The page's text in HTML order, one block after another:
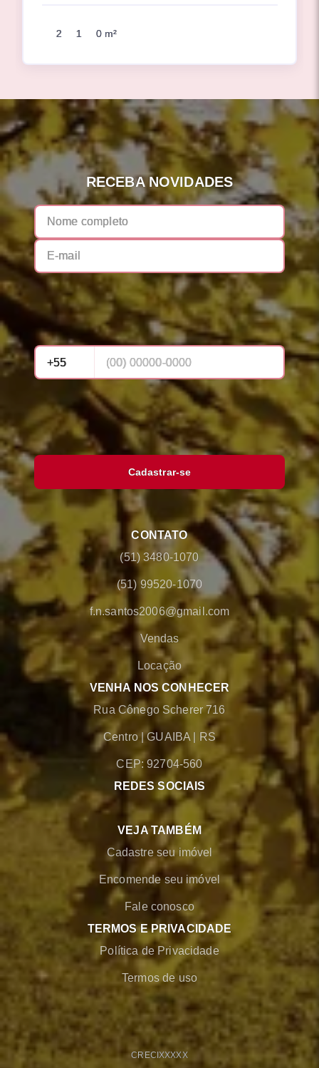
2 1 0 m²
RECEBA NOVIDADES
Cadastrar-se
CONTATO
(51) 3480-1070
(51) 99520-1070
f.n.santos2006@gmail.com
Vendas
Locação
VENHA NOS CONHECER
Rua Cônego Scherer 716
Centro |GUAIBA RS
CEP: 92704-560
REDES SOCIAIS
VEJA TAMBÉM
Cadastre seu imóvel
Encomende seu imóvel
Fale conosco
TERMOS E PRIVACIDADE
Política de Privacidade
Termos de uso
CRECIXXXXX